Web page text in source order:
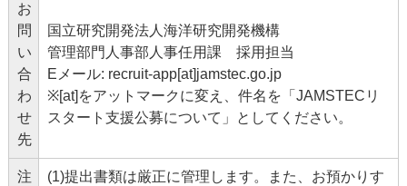
お
問
い
合
わ
せ
先
国立研究開発法人海洋研究開発機構
管理部門人事部人事任用課 採用担当
Eメール: recruit-app[at]jamstec.go.jp
※[at]をアットマークに変え、件名を「JAMSTECリ
スタート支援公募について」としてください。
注
(1)提出書類は厳正に管理します。また、お預かりす